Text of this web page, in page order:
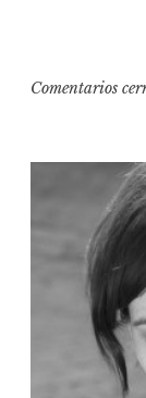
Comentarios